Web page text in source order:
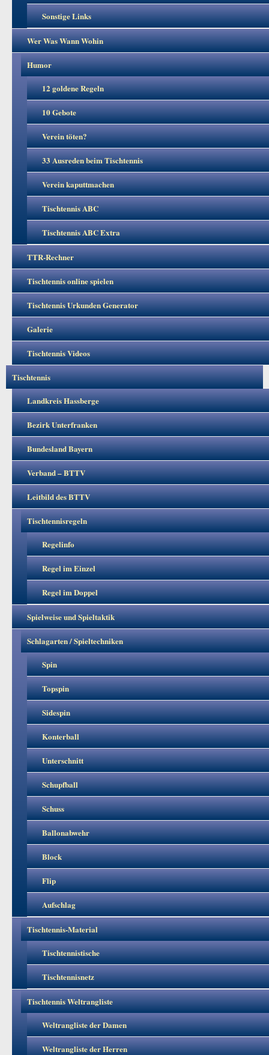
Sonstige Links
Wer Was Wann Wohin
Humor
12 goldene Regeln
10 Gebote
Verein töten?
33 Ausreden beim Tischtennis
Verein kaputtmachen
Tischtennis ABC
Tischtennis ABC Extra
TTR-Rechner
Tischtennis online spielen
Tischtennis Urkunden Generator
Galerie
Tischtennis Videos
Tischtennis
Landkreis Hassberge
Bezirk Unterfranken
Bundesland Bayern
Verband – BTTV
Leitbild des BTTV
Tischtennisregeln
Regelinfo
Regel im Einzel
Regel im Doppel
Spielweise und Spieltaktik
Schlagarten / Spieltechniken
Spin
Topspin
Sidespin
Konterball
Unterschnitt
Schupfball
Schuss
Ballonabwehr
Block
Flip
Aufschlag
Tischtennis-Material
Tischtennistische
Tischtennisnetz
Tischtennis Weltrangliste
Weltrangliste der Damen
Weltrangliste der Herren